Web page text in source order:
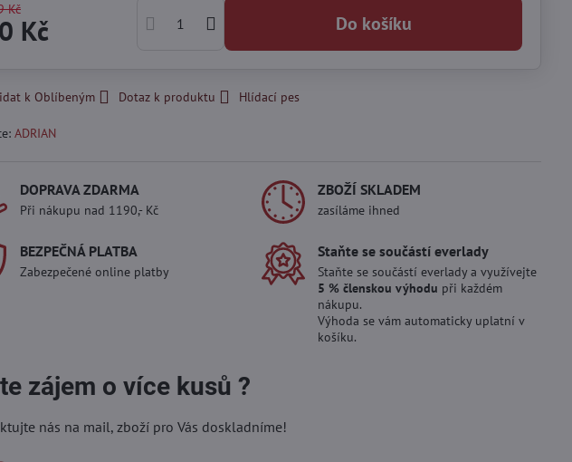
Kč
Kč Do košíku
k Oblíbeným Dotaz k produktu Hlídací pes
ADRIAN
DOPRAVA ZDARMA
Při nákupu nad 1190,- Kč
ZBOŽÍ SKLADEM
zasíláme ihned
BEZPEČNÁ PLATBA
Zabezpečené online platby
Staňte se součástí everlady
Staňte se součástí everlady a využívejte
5 % členskou výhodu při každém
nákupu.
Výhoda se vám automaticky uplatní v
košíku.
zájem o více kusů ?
nás na mail, zboží pro Vás doskladníme!